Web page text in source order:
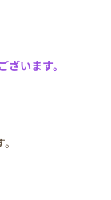
います。